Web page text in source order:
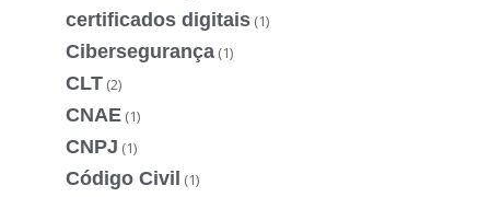
certificados digitais (1)
Cibersegurança (1)
CLT (2)
CNAE (1)
CNPJ (1)
Código Civil (1)